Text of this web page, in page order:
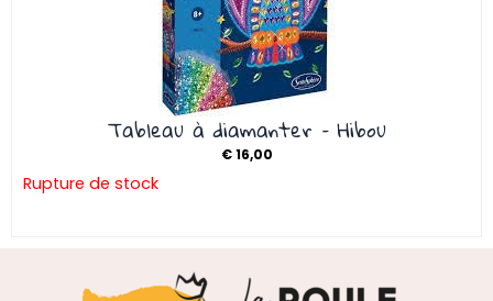
Tableau à diamanter – Hibou
€16,00
Rupture de stock